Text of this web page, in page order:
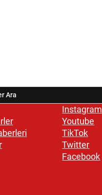
Instagram
Youtube
TikTok
Twitter
Facebook